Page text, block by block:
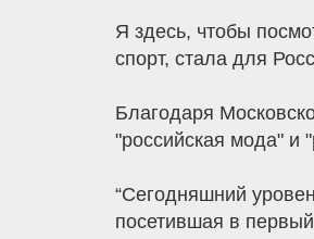
Я здесь, чтобы
спорт, стала для
Благодаря
"российская мода" и
“Сегодняшний
посетившая в